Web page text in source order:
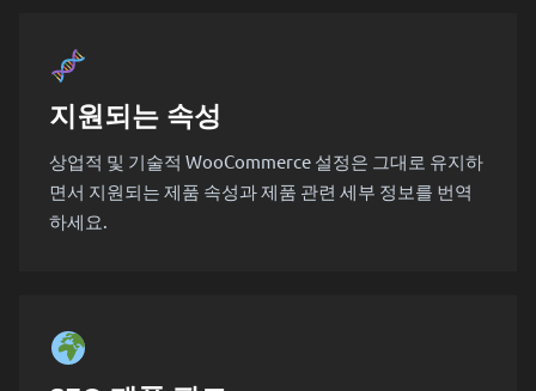
지원되는 속성
상업적 및 기술적 WooCommerce 설정은 그대로 유지하
면서 지원되는 제품 속성과 제품 관련 세부 정보를 번역
하세요.